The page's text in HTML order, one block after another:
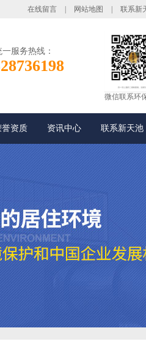
在线留言 网站地图 联系新
服务热线：
微信联系环
誉资质 资讯中心 联系新天池